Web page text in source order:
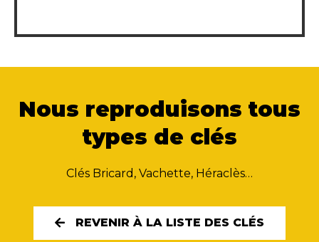
Nous reproduisons tous
types de clés
Clés Bricard, Vachette, Héraclès…
REVENIR À LA LISTE DES CLÉS